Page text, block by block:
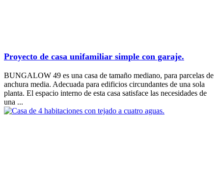
Proyecto de casa unifamiliar simple con garaje.
BUNGALOW 49 es una casa de tamaño mediano, para parcelas de
anchura media. Adecuada para edificios circundantes de una sola
planta. El espacio interno de esta casa satisface las necesidades de
una ...